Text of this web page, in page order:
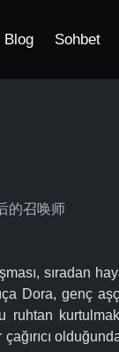
Blog Sohbet
的召唤师
sıradan
Dora, genç
ruhtan